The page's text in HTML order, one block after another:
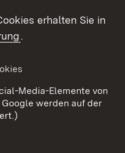
erhalten Sie in
.
Media-Elemente von
werden auf der